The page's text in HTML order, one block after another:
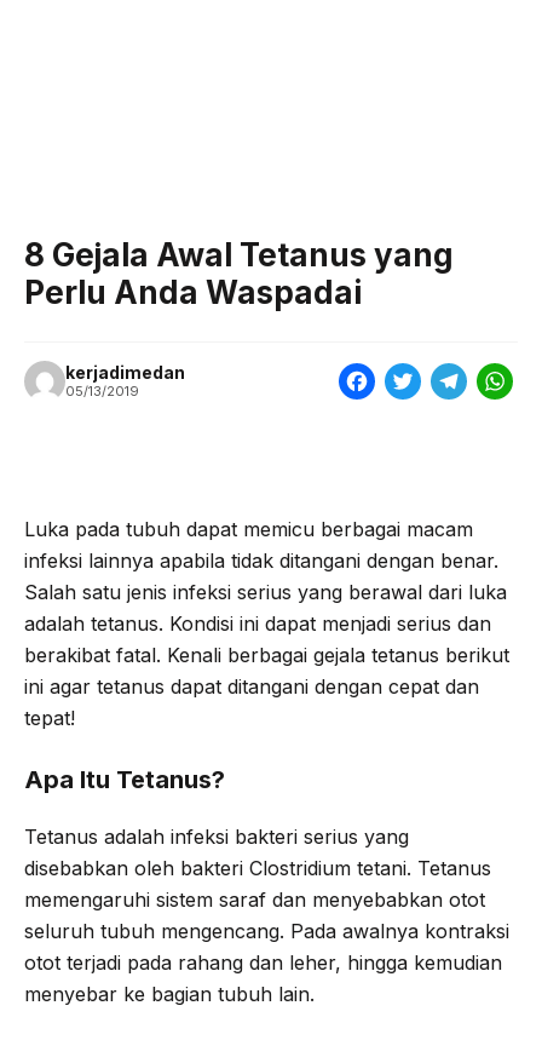
8 Gejala Awal Tetanus yang
Perlu Anda Waspadai
kerjadimedan
05/13/2019
F
b
o
o
T
t
e
r
T
g
r
a
W
A
p
Luka pada tubuh dapat memicu berbagai macam
infeksi lainnya apabila tidak ditangani dengan benar.
Salah satu jenis infeksi serius yang berawal dari luka
adalah tetanus. Kondisi ini dapat menjadi serius dan
berakibat fatal. Kenali berbagai gejala tetanus berikut
ini agar tetanus dapat ditangani dengan cepat dan
tepat!
Apa Itu Tetanus?
Tetanus adalah infeksi bakteri serius yang
disebabkan oleh bakteri Clostridium tetani. Tetanus
memengaruhi sistem saraf dan menyebabkan otot
seluruh tubuh mengencang. Pada awalnya kontraksi
otot terjadi pada rahang dan leher, hingga kemudian
menyebar ke bagian tubuh lain.